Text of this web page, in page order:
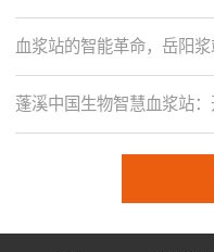
血浆站的智能革命，岳阳
蓬溪中国生物智慧血浆站